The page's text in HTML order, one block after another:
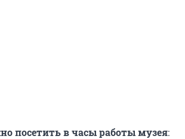
посетить в часы работы музея: